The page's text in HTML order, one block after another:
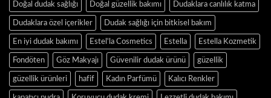
Doğal dudak sağlığı Doğal güzellik bakımı Dudaklara canlılık katma
Dudaklara özel içerikler Dudak sağlığı için bitkisel bakım
En iyi dudak bakımı Estel'la Cosmetics Estella Estella Kozmetik
Fondöten Göz Makyajı Güvenilir dudak ürünü güzellik
güzellik ürünleri hafif Kadın Parfümü Kalıcı Renkler